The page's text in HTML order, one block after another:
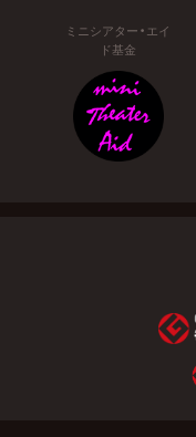
ミニシアター・エイ
ド基金